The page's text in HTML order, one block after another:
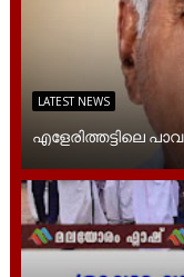
LATEST NEWS
എളേരിത്തട്ടിലെ